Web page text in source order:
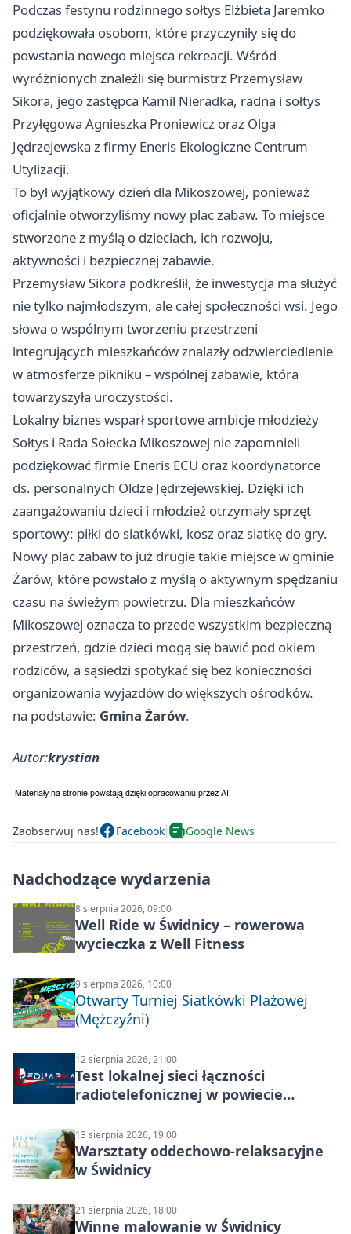
Podczas festynu rodzinnego sołtys Elżbieta Jaremko
podziękowała osobom, które przyczyniły się do
powstania nowego miejsca rekreacji. Wśród
wyróżnionych znaleźli się burmistrz Przemysław
Sikora, jego zastępca Kamil Nieradka, radna i sołtys
Przyłęgowa Agnieszka Proniewicz oraz Olga
Jędrzejewska z firmy Eneris Ekologiczne Centrum
Utylizacji.
To był wyjątkowy dzień dla Mikoszowej, ponieważ
oficjalnie otworzyliśmy nowy plac zabaw. To miejsce
stworzone z myślą o dzieciach, ich rozwoju,
aktywności i bezpiecznej zabawie.
Przemysław Sikora podkreślił, że inwestycja ma służyć
nie tylko najmłodszym, ale całej społeczności wsi. Jego
słowa o wspólnym tworzeniu przestrzeni
integrujących mieszkańców znalazły odzwierciedlenie
w atmosferze pikniku – wspólnej zabawie, która
towarzyszyła uroczystości.
Lokalny biznes wsparł sportowe ambicje młodzieży
Sołtys i Rada Sołecka Mikoszowej nie zapomnieli
podziękować firmie Eneris ECU oraz koordynatorce
ds. personalnych Oldze Jędrzejewskiej. Dzięki ich
zaangażowaniu dzieci i młodzież otrzymały sprzęt
sportowy: piłki do siatkówki, kosz oraz siatkę do gry.
Nowy plac zabaw to już drugie takie miejsce w gminie
Żarów, które powstało z myślą o aktywnym spędzaniu
czasu na świeżym powietrzu. Dla mieszkańców
Mikoszowej oznacza to przede wszystkim bezpieczną
przestrzeń, gdzie dzieci mogą się bawić pod okiem
rodziców, a sąsiedzi spotykać się bez konieczności
organizowania wyjazdów do większych ośrodków.
na podstawie: Gmina Żarów.
Autor:krystian
Zaobserwuj nas! Facebook Google News
Nadchodzące wydarzenia
8 sierpnia 2026, 09:00
Well Ride w Świdnicy – rowerowa
wycieczka z Well Fitness
9 sierpnia 2026, 10:00
Otwarty Turniej Siatkówki Plażowej
(Mężczyźni)
12 sierpnia 2026, 21:00
Test lokalnej sieci łączności
radiotelefonicznej w powiecie
13 sierpnia 2026, 19:00
Warsztaty oddechowo-relaksacyjne
w Świdnicy
21 sierpnia 2026, 18:00
Winne malowanie w Świdnicy